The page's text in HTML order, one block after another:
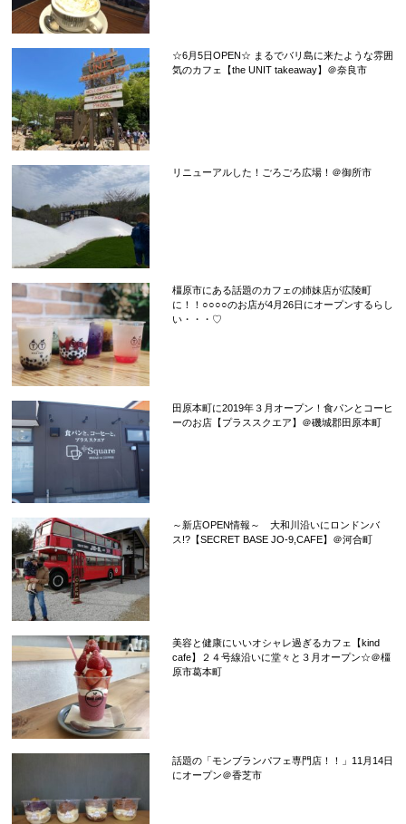
☆6月5日OPEN☆ まるでバリ島に来たような雰囲
気のカフェ【the UNIT takeaway】＠奈良市
リニューアルした！ごろごろ広場！＠御所市
橿原市にある話題のカフェの姉妹店が広陵町
に！！○○○○のお店が4月26日にオープンするらし
い・・・♡
田原本町に2019年３月オープン！食パンとコーヒ
ーのお店【プラススクエア】＠磯城郡田原本町
～新店OPEN情報～ 大和川沿いにロンドンバ
ス!?【SECRET BASE JO-9,CAFE】＠河合町
美容と健康にいいオシャレ過ぎるカフェ【kind
cafe】２４号線沿いに堂々と３月オープン☆＠橿
原市葛本町
話題の「モンブランパフェ専門店！！」11月14日
にオープン＠香芝市